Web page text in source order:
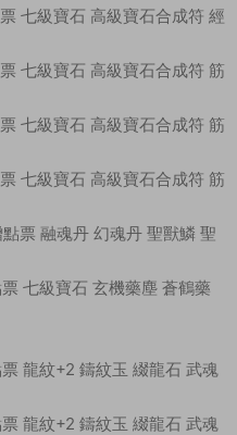
七級寶石 高級寶石合成符 經
七級寶石 高級寶石合成符 筋
七級寶石 高級寶石合成符 筋
七級寶石 高級寶石合成符 筋
票 融魂丹 幻魂丹 聖獸鱗 聖
七級寶石 玄機藥塵 蒼鶴藥
龍紋+2 鑄紋玉 綴龍石 武魂
龍紋+2 鑄紋玉 綴龍石 武魂